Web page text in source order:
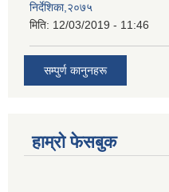
निर्देशिका,२०७५
मिति: 12/03/2019 - 11:46
सम्पुर्ण कानुनहरू
हाम्रो फेसबुक